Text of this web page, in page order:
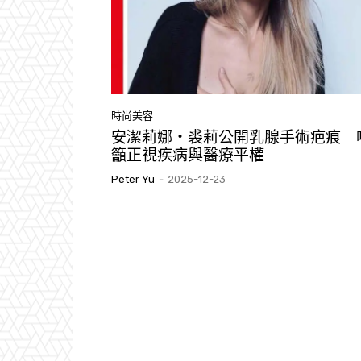
時尚美容
安潔莉娜・裘莉公開乳腺手術疤痕
籲正視疾病與醫療平權
Peter Yu - 2025-12-23